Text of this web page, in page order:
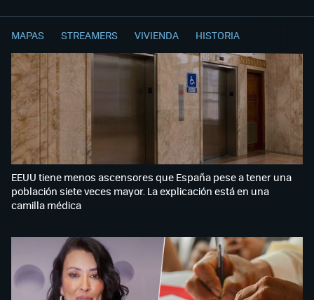
MAPAS STREAMERS VIVIENDA HISTORIA
EEUU tiene menos ascensores que España pese a tener una
población siete veces mayor. La explicación está en una
camilla médica